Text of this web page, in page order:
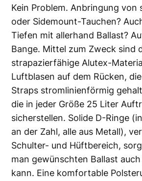
Kein Problem. Anbringung von
oder Sidemount-Tauchen?
Tiefen mit allerhand Ballast?
Bange. Mittel zum Zweck sind
strapazierfähige Alutex-
Luftblasen auf dem Rücken,
Straps stromlinienförmig
die in jeder Größe 25 Liter
sicherstellen. Solide D-Ringe
an der Zahl, alle aus Metall),
Schulter- und Hüftbereich,
man gewünschten Ballast
kann. Eine komfortable